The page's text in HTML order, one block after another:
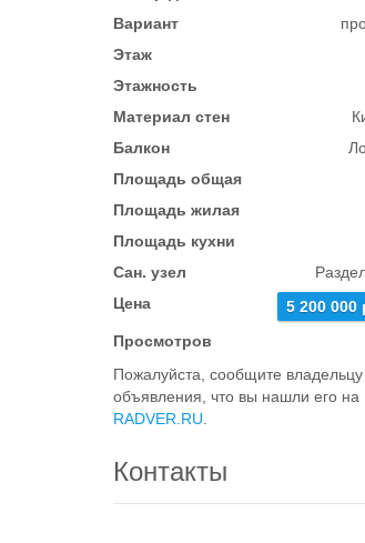
Вариант
Этаж
Этажность
Материал стен
Балкон
Площадь общая
Площадь жилая
Площадь кухни
Сан. узел
Цена
5 200 000
Просмотров
Пожалуйста, сообщите владельцу
объявления, что вы нашли его на
RADVER.RU
Контакты